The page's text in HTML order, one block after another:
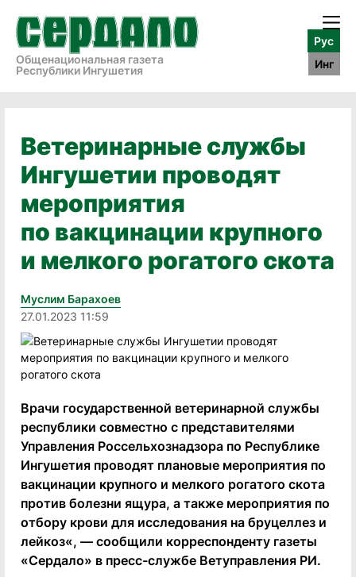
Общенациональная газета
Республики Ингушетия
Рус
Инг
Ветеринарные службы
Ингушетии проводят
мероприятия
по вакцинации крупного
и мелкого рогатого скота
Муслим Барахоев
27.01.2023 11:59
Врачи государственной ветеринарной службы
республики совместно с представителями
Управления Россельхознадзора по Республике
Ингушетия проводят плановые мероприятия по
вакцинации крупного и мелкого рогатого скота
против болезни ящура, а также мероприятия по
отбору крови для исследования на бруцеллез и
лейкоз«, — сообщили корреспонденту газеты
«Сердало» в пресс-службе Ветуправления РИ.